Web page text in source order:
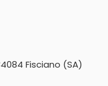
Fisciano (SA)